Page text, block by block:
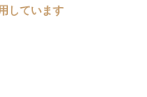
しています